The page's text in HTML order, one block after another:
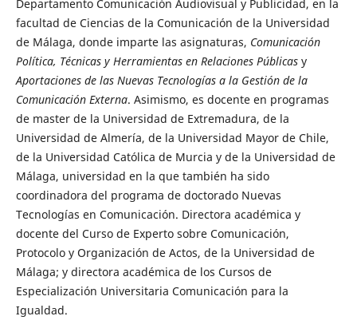
Departamento Comunicación Audiovisual y Publicidad, en la
facultad de Ciencias de la Comunicación de la Universidad
de Málaga, donde imparte las asignaturas, Comunicación
Política, Técnicas y Herramientas en Relaciones Públicasy
Aportaciones de las Nuevas Tecnologías a la Gestión de la
Comunicación Externa. Asimismo, es docente en programas
de master de la Universidad de Extremadura, de la
Universidad de Almería, de la Universidad Mayor de Chile,
de la Universidad Católica de Murcia y de la Universidad de
Málaga, universidad en la que también ha sido
coordinadora del programa de doctorado Nuevas
Tecnologías en Comunicación. Directora académica y
docente del Curso de Experto sobre Comunicación,
Protocolo y Organización de Actos, de la Universidad de
Málaga; y directora académica de los Cursos de
Especialización Universitaria Comunicación para la
Igualdad.